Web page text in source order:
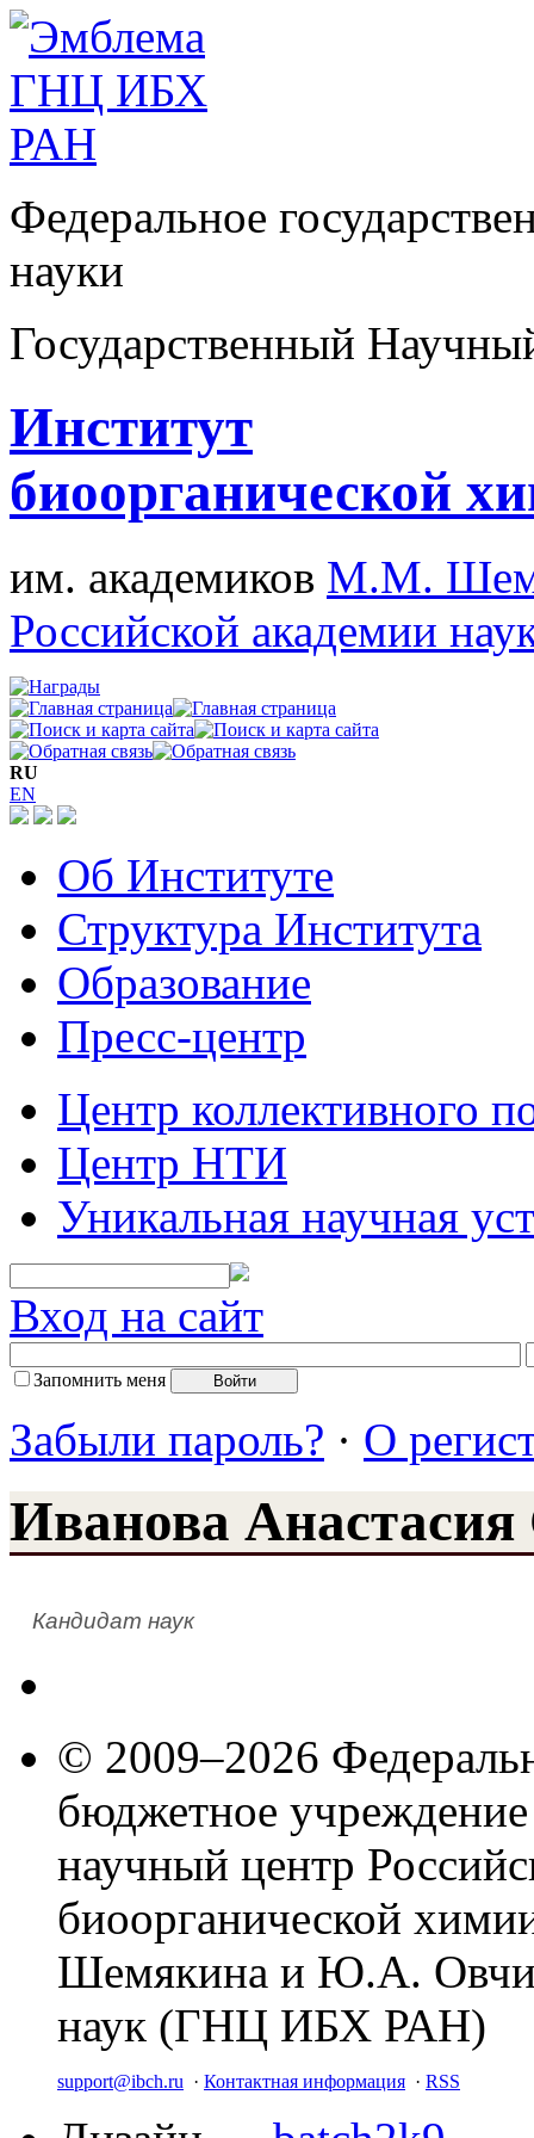
Федеральное
науки
Государственный
Институт
биоорганической
им. академиков М.М.
Российской академии
RU
EN
Об Институте
Структура Института
Образование
Пресс-центр
Центр коллективного
Центр НТИ
Уникальная научная
Вход на сайт
Запомнить меня
Забыли пароль? · О
Иванова Анастасия
Кандидат наук
© 2009–2026
бюджетное
научный центр
биоорганической
Шемякина и Ю.А.
наук (ГНЦ ИБХ РАН)
support@ibch.ru · Контактная информация · RSS